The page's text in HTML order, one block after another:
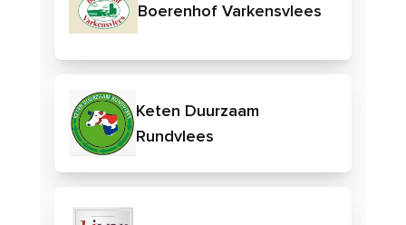
Boerenhof Varkensvlees
Keten Duurzaam
Rundvlees